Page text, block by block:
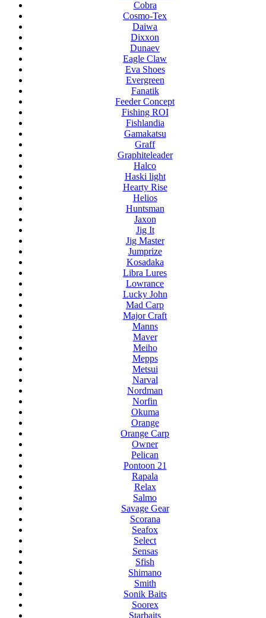
Cobra
Cosmo-Tex
Daiwa
Dixxon
Dunaev
Eagle Claw
Eva Shoes
Evergreen
Fanatik
Feeder Concept
Fishing ROI
Fishlandia
Gamakatsu
Graff
Graphiteleader
Halco
Haski light
Hearty Rise
Helios
Huntsman
Jaxon
Jig It
Jig Master
Jumprize
Kosadaka
Libra Lures
Lowrance
Lucky John
Mad Carp
Major Craft
Manns
Maver
Meiho
Mepps
Metsui
Narval
Nordman
Norfin
Okuma
Orange
Orange Carp
Owner
Pelican
Pontoon 21
Rapala
Relax
Salmo
Savage Gear
Scorana
Seafox
Select
Sensas
Sfish
Shimano
Smith
Sonik Baits
Soorex
Starbaits